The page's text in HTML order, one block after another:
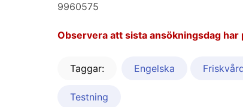
9960575
Observera att sista ansökningsdag har
Taggar: Engelska
Testning